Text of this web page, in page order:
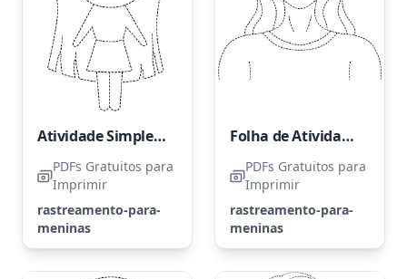
Atividade Simples de Contorno para Meninas
PDFs Gratuitos para
Imprimir
rastreamento-para-
meninas
Folha de Atividades para Contorno de uma Garota Bonita
PDFs Gratuitos para
Imprimir
rastreamento-para-
meninas